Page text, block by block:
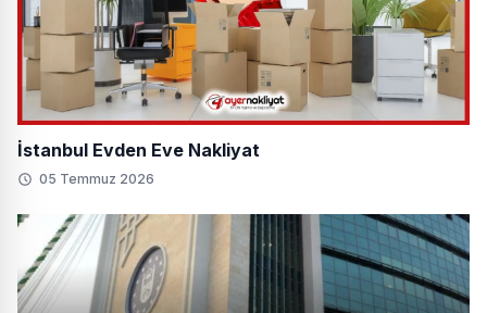
İstanbul Evden Eve Nakliyat
05 Temmuz 2026